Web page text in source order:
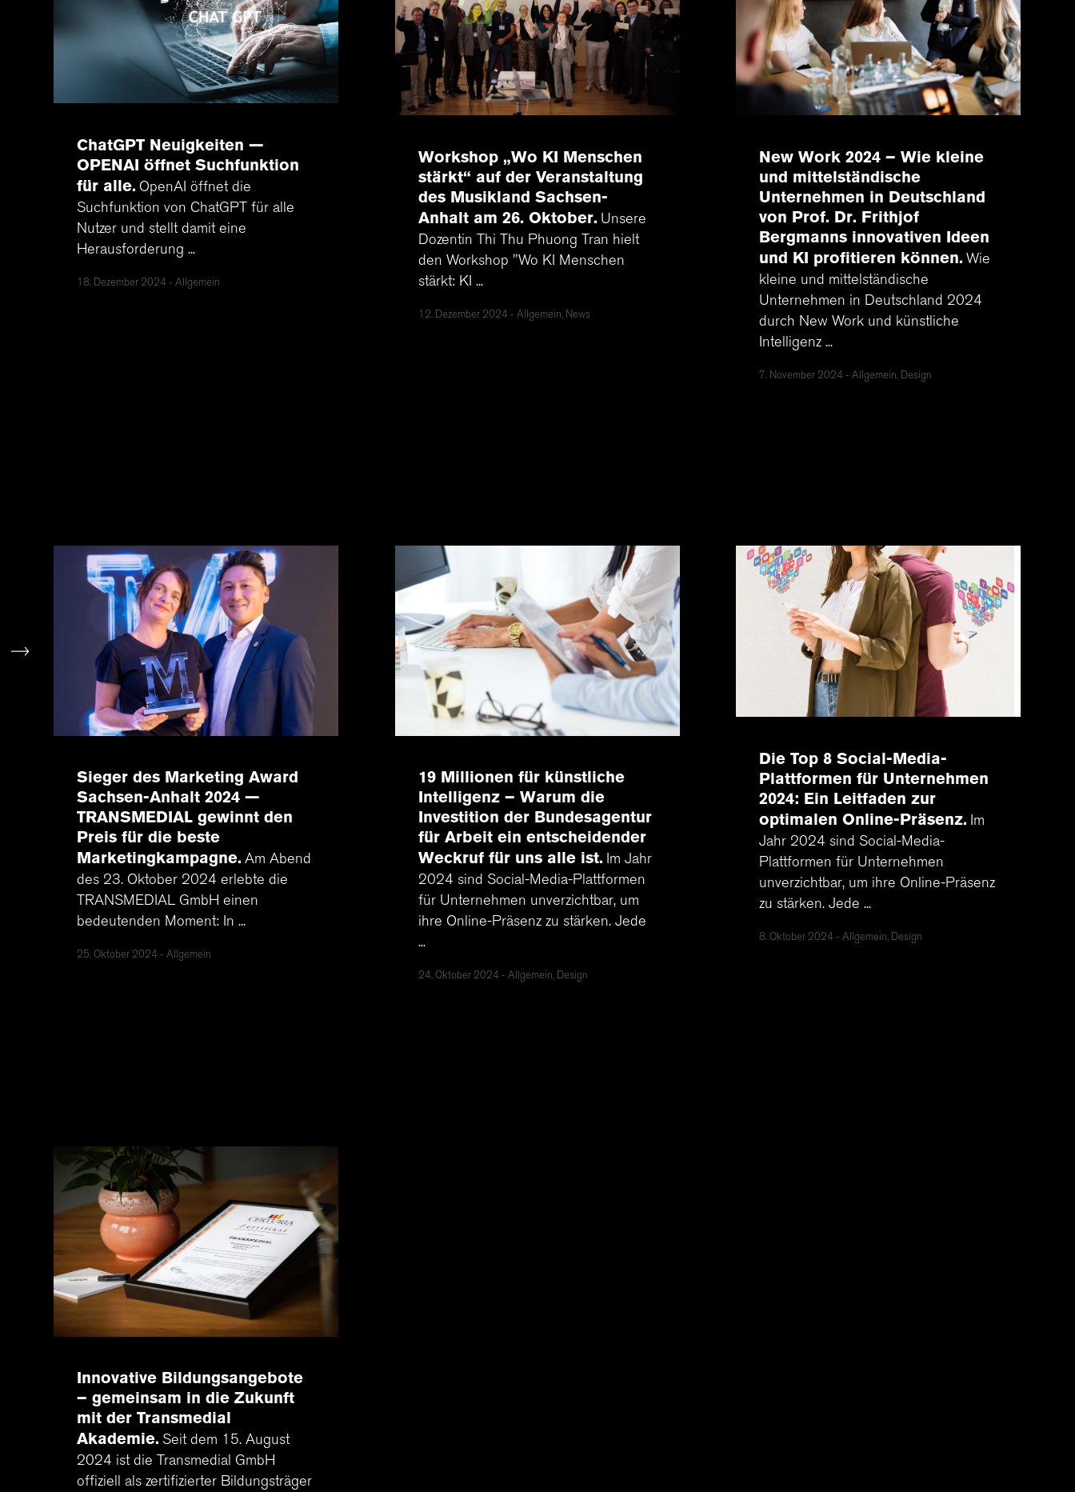
ChatGPT Neuigkeiten —
OPENAI öffnet Suchfunktion
für alle OpenAI öffnet die
Suchfunktion von ChatGPT für alle
Nutzer und stellt damit eine
Herausforderung ...
18. Dezember 2024 Allgemein
Workshop „Wo KI Menschen
stärkt“ auf der Veranstaltung
des Musikland Sachsen-
Anhalt am 26. Oktober Unsere
Dozentin Thi Thu Phuong Tran hielt
den Workshop "Wo KI Menschen
stärkt: KI ...
12. Dezember 2024 Allgemein, News
New Work 2024 – Wie kleine
und mittelständische
Unternehmen in Deutschland
von Prof. Dr. Frithjof
Bergmanns innovativen Ideen
und KI profitieren können Wie
kleine und mittelständische
Unternehmen in Deutschland 2024
durch New Work und künstliche
Intelligenz ...
7. November 2024 Allgemein, Design
Sieger des Marketing Award
Sachsen-Anhalt 2024 —
TRANSMEDIAL gewinnt den
Preis für die beste
Marketingkampagne Am Abend
des 23. Oktober 2024 erlebte die
TRANSMEDIAL GmbH einen
bedeutenden Moment: In ...
25. Oktober 2024 Allgemein
19 Millionen für künstliche
Intelligenz – Warum die
Investition der Bundesagentur
für Arbeit ein entscheidender
Weckruf für uns alle ist Im Jahr
2024 sind Social-Media-Plattformen
für Unternehmen unverzichtbar, um
ihre Online-Präsenz zu stärken. Jede
...
24. Oktober 2024 Allgemein, Design
Die Top 8 Social-Media-
Plattformen für Unternehmen
2024: Ein Leitfaden zur
optimalen Online-Präsenz Im
Jahr 2024 sind Social-Media-
Plattformen für Unternehmen
unverzichtbar, um ihre Online-Präsenz
zu stärken. Jede ...
8. Oktober 2024 Allgemein, Design
Innovative Bildungsangebote
– gemeinsam in die Zukunft
mit der Transmedial
Akademie Seit dem 15. August
2024 ist die Transmedial GmbH
offiziell als zertifizierter Bildungsträger